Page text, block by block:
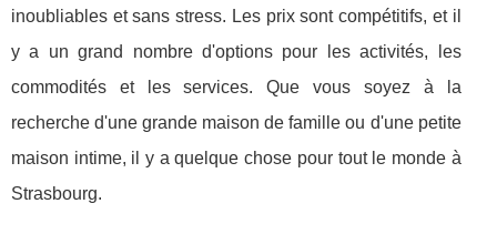
inoubliables et sans stress. Les prix sont compétitifs, et il
y a un grand nombre d'options pour les activités, les
commodités et les services. Que vous soyez à la
recherche d'une grande maison de famille ou d'une petite
maison intime, il y a quelque chose pour tout le monde à
Strasbourg.